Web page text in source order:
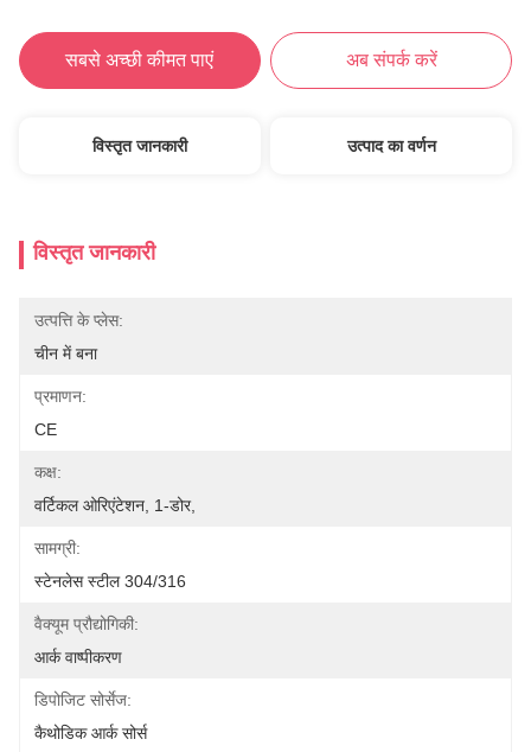
सबसे अच्छी कीमत पाएं अब संपर्क करें
विस्तृत जानकारी उत्पाद का वर्णन
विस्तृत जानकारी
उत्पत्ति के प्लेस:
चीन में बना
प्रमाणन:
CE
कक्ष:
वर्टिकल ओरिएंटेशन, 1-डोर,
सामग्री:
स्टेनलेस स्टील 304/316
वैक्यूम प्रौद्योगिकी:
आर्क वाष्पीकरण
डिपोजिट सोर्सेज:
कैथोडिक आर्क सोर्स